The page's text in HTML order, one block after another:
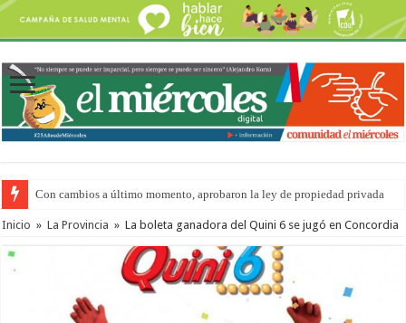
Con cambios a último momento, aprobaron la ley de propiedad privada
Inicio » La Provincia » La boleta ganadora del Quini 6 se jugó en Concordia